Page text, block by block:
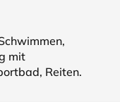
mit
Reiten.